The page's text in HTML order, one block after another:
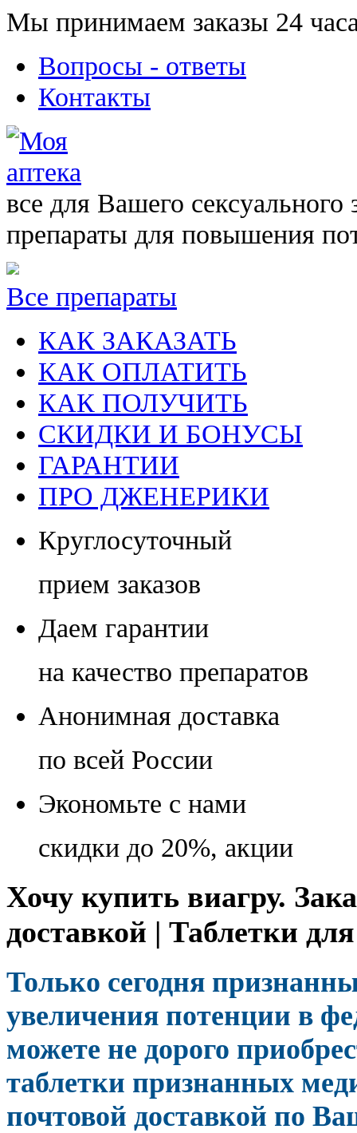
Мы принимаем заказы 24
Вопросы - ответы
Контакты
все для Вашего сексуального
препараты для повышения
Все препараты
КАК ЗАКАЗАТЬ
КАК ОПЛАТИТЬ
КАК ПОЛУЧИТЬ
СКИДКИ И БОНУСЫ
ГАРАНТИИ
ПРО ДЖЕНЕРИКИ
Круглосуточный
прием заказов
Даем гарантии
на качество препаратов
Анонимная доставка
по всей России
Экономьте с нами
скидки до 20%, акции
Хочу купить виагру.
доставкой | Таблетки
Только сегодня
увеличения потенции в
можете не дорого
таблетки признанных
почтовой доставкой по